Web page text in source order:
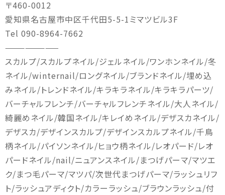
〒460-0012
愛知県名古屋市中区千代田5-5-1ミマツビル3F
Tel 090-8964-7662
————————
スカルプ/スカルプネイル/ジェルネイル/ワンホンネイル/冬
ネイル/winternail/ロングネイル/ブランドネイル/埋め込
みネイル/トレンドネイル/キラキラネイル/キラキラパーツ/
バーチャルフレンチ/バーチャルフレンチネイル/大人ネイル/
綺麗めネイル/韓国ネイル/キレイめネイル/デザスカネイル/
デザスカ/デザインスカルプ/デザインスカルプネイル/千鳥
柄ネイル/パイソンネイル/ヒョウ柄ネイル/レオパード/レオ
パードネイル/nail/ニュアンスネイル/まつげパーマ/マツエ
ク/まつ毛パーマ/マツパ/次世代まつげパーマ/ラッシュリフ
ト/ラッシュアディクト/カラーラッシュ/ブラウンラッシュ/付